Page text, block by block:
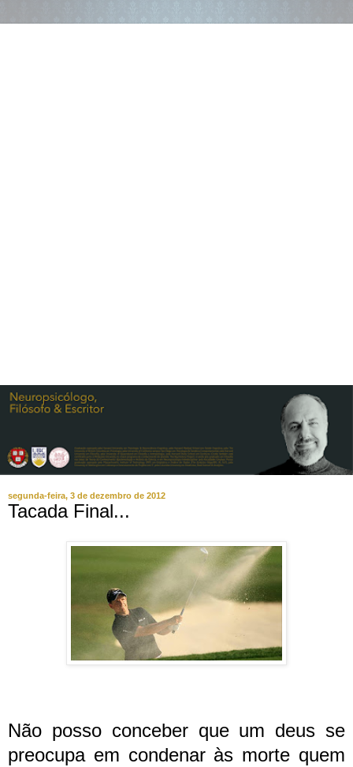
segunda-feira, 3 de dezembro de 2012
Tacada Final...
Não posso conceber que um deus se
preocupa em condenar às morte quem